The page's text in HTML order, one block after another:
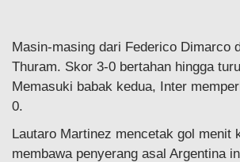
Masin-masing dari Federico Dimarco
Thuram. Skor 3-0 bertahan hingga
Memasuki babak kedua, Inter
0.
Lautaro Martinez mencetak gol menit
membawa penyerang asal Argentina